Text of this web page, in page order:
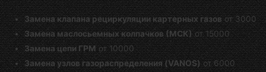
Замена клапана рециркуляции картерных газовот 3000
Замена маслосьемных колпачков (МСК)от 15000
Замена цепи ГРМот 10000
Замена узлов газораспределения (VANOS)от 6000